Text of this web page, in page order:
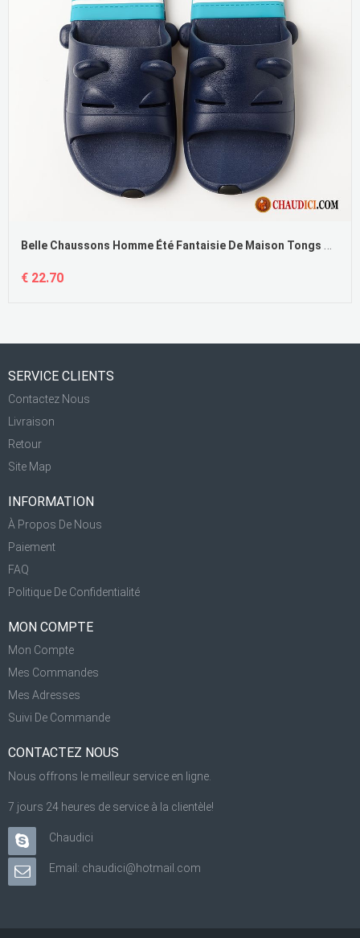
€ 22.70
SERVICE CLIENTS
Contactez Nous
Livraison
Retour
Site Map
INFORMATION
À Propos De Nous
Paiement
FAQ
Politique De Confidentialité
MON COMPTE
Mon Compte
Mes Commandes
Mes Adresses
Suivi De Commande
CONTACTEZ NOUS
Nous offrons le meilleur service en ligne.
7 jours 24 heures de service à la clientèle!
Chaudici
Email: chaudici@hotmail.com